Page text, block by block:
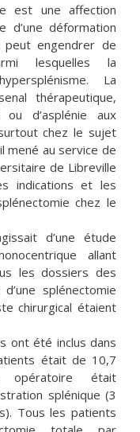
est une affection
d’une déformation
peut engendrer de
lesquelles la
La
thérapeutique,
d’asplénie aux
chez le sujet
mené au service de
de Libreville
indications et les
chez le
d’une étude
allant
les dossiers des
splénectomie
chirurgical étaient
ont été inclus dans
était de 10,7
opératoire était
splénique (3
Tous les patients